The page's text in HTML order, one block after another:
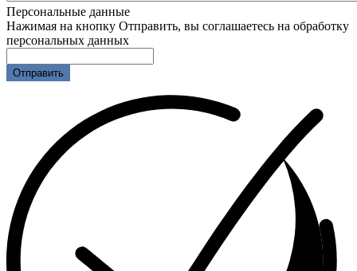
Персональные данные
Нажимая на кнопку Отправить, вы соглашаетесь на обработку
персональных данных
Отправить